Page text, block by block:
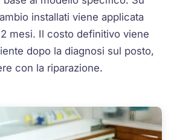
installati viene applicata
mesi. Il costo definitivo viene
dopo la diagnosi sul posto,
con la riparazione.